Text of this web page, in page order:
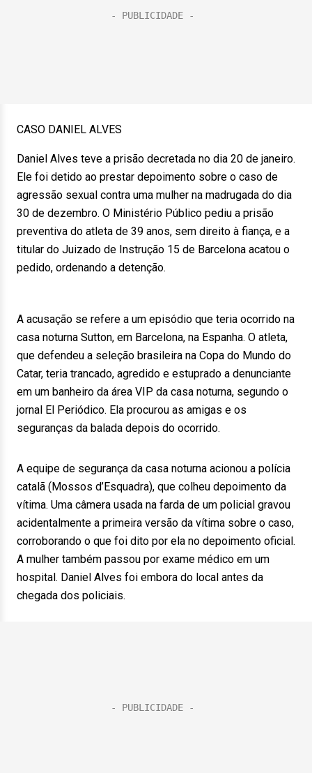
CASO DANIEL ALVES
Daniel Alves teve a prisão decretada no dia 20 de janeiro.
Ele foi detido ao prestar depoimento sobre o caso de
agressão sexual contra uma mulher na madrugada do dia
30 de dezembro. O Ministério Público pediu a prisão
preventiva do atleta de 39 anos, sem direito à fiança, e a
titular do Juizado de Instrução 15 de Barcelona acatou o
pedido, ordenando a detenção.
A acusação se refere a um episódio que teria ocorrido na
casa noturna Sutton, em Barcelona, na Espanha. O atleta,
que defendeu a seleção brasileira na Copa do Mundo do
Catar, teria trancado, agredido e estuprado a denunciante
em um banheiro da área VIP da casa noturna, segundo o
jornal El Periódico. Ela procurou as amigas e os
seguranças da balada depois do ocorrido.
A equipe de segurança da casa noturna acionou a polícia
catalã (Mossos d’Esquadra), que colheu depoimento da
vítima. Uma câmera usada na farda de um policial gravou
acidentalmente a primeira versão da vítima sobre o caso,
corroborando o que foi dito por ela no depoimento oficial.
A mulher também passou por exame médico em um
hospital. Daniel Alves foi embora do local antes da
chegada dos policiais.